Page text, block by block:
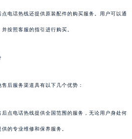
电话热线还提供原装配件的购买服务。用户可以通
按照客服的指引进行购买。
后服务渠道具有以下几个优势：
点电话热线提供全国范围的服务，无论用户身处何
的专业维修和保养服务。